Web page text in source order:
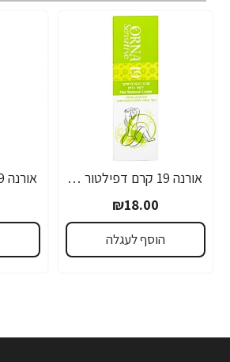
אורנה 19 קרם דפילטור לעור רגיש 80 גרם
₪18.00
הוסף לעגלה